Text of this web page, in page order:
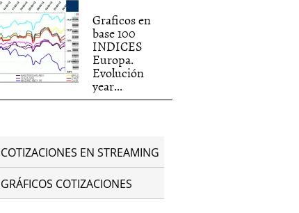
Graficos en
base 100
INDICES
Europa.
Evolución
year...
COTIZACIONES EN STREAMING
GRÁFICOS COTIZACIONES